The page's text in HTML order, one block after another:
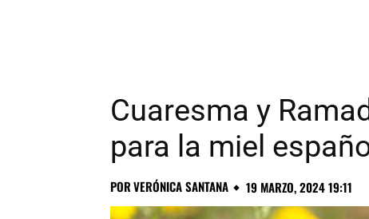
Cuaresma y
para la miel
PORVERÓNICA SANTANA 19 MARZO, 2024 19:11